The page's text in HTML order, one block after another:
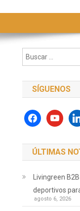
SÍGUENOS
facebookyoutube
ÚLTIMAS
Livingreen
deportivos
agosto 6, 2026